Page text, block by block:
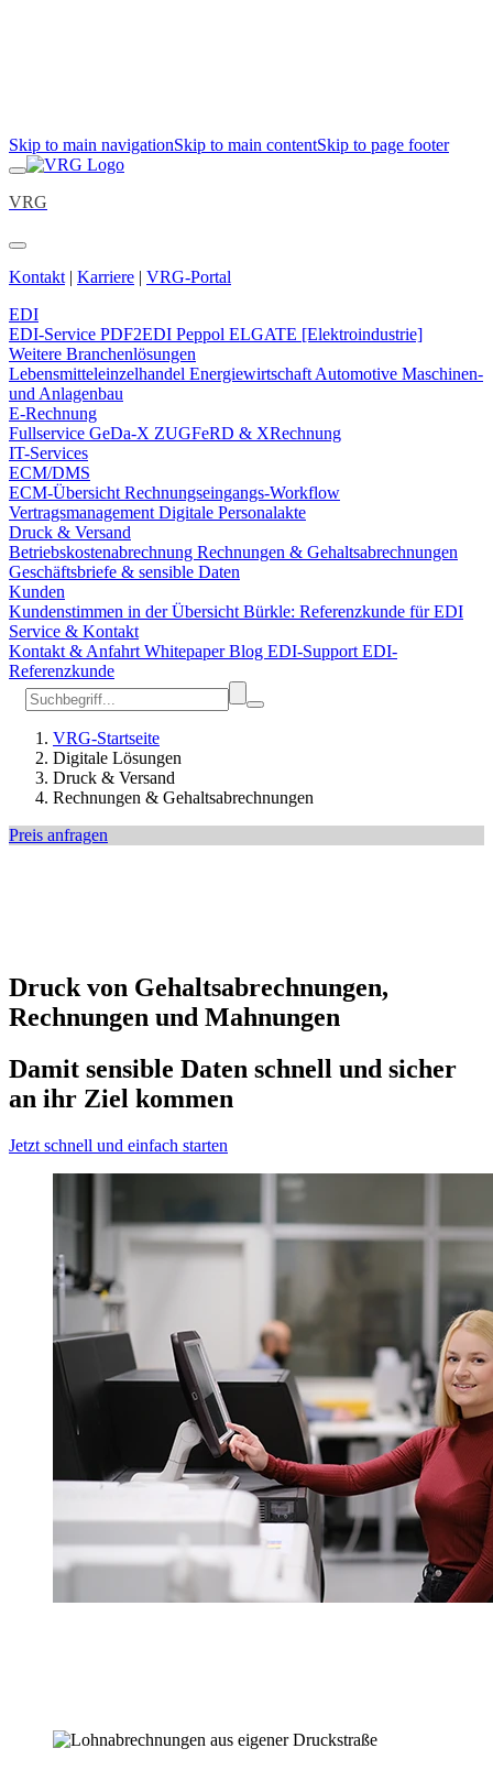
Skip to main navigationSkip to main contentSkip to page footer
VRG
Kontakt | Karriere | VRG-Portal
EDI
EDI-Service PDF2EDI Peppol ELGATE [Elektroindustrie]
Weitere Branchenlösungen
Lebensmitteleinzelhandel Energiewirtschaft Automotive Maschinen-
und Anlagenbau
E-Rechnung
Fullservice GeDa-X ZUGFeRD & XRechnung
IT-Services
ECM/DMS
ECM-Übersicht Rechnungseingangs-Workflow
Vertragsmanagement Digitale Personalakte
Druck & Versand
Betriebskostenabrechnung Rechnungen & Gehaltsabrechnungen
Geschäftsbriefe & sensible Daten
Kunden
Kundenstimmen in der Übersicht Bürkle: Referenzkunde für EDI
Service & Kontakt
Kontakt & Anfahrt WhitepaperBlog EDI-Support EDI-
Referenzkunde
VRG-Startseite
Digitale Lösungen
Druck & Versand
Rechnungen & Gehaltsabrechnungen
Preis anfragen
Druck von Gehaltsabrechnungen,
Rechnungen und Mahnungen
Damit sensible Daten schnell und sicher
an ihr Ziel kommen
Jetzt schnell und einfach starten